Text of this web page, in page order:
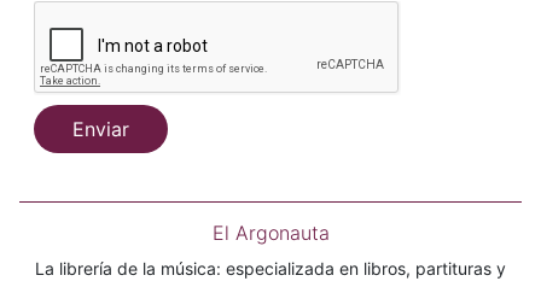
Enviar
El Argonauta
La librería de la música: especializada en libros, partituras y